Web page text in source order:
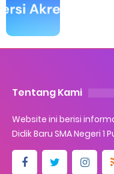
Tentang Kami
Website ini berisi
Didik Baru SMA Negeri 1